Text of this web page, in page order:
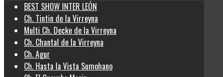
BEST SHOW INTER LEÓN
Ch. Tintin de la Virreyna
Multi Ch. Decke de la Virreyna
Ch. Chantal de la Virreyna
Ch. Agur
Ch. Hasta la Vista Sumohano